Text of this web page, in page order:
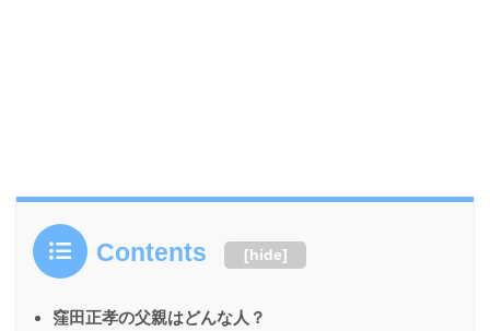
Contents [hide]
窪田正孝の父親はどんな人？